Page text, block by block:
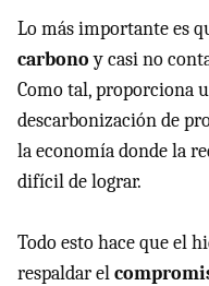
Lo más importante es
carbonoy casi no
Como tal, proporciona
descarbonización de
la economía donde la
difícil de lograr.
Todo esto hace que el
respaldar el